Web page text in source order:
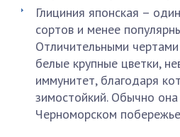
Глициния японская –
сортов и менее
Отличительными
белые крупные цветки,
иммунитет, благодаря
зимостойкий. Обычно
Черноморском